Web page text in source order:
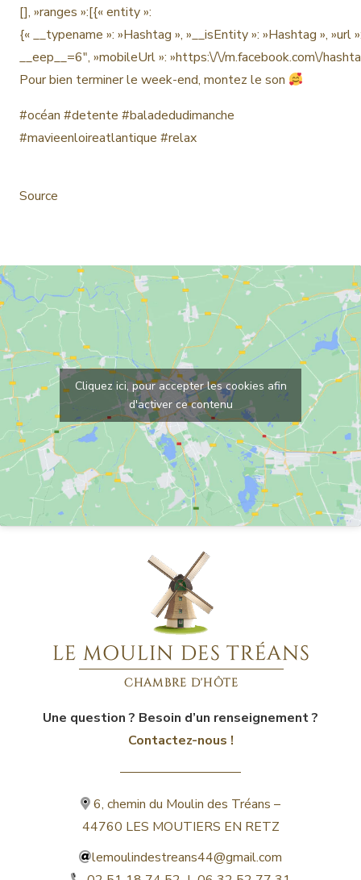
[], »ranges »:[{« entity »:
{« __typename »: »Hashtag », »__isEntity »: »Hashtag »,
__eep__=6″, »mobileUrl »: »https:\/\/m.facebook.com\/
Pour bien terminer le week-end, montez le son
#océan #detente #baladedudimanche
#mavieenloireatlantique #relax
Source
Cliquez ici, pour accepter les cookies afin
d'activer ce contenu
Une question ? Besoin d’un renseignement ?
Contactez-nous !
6, chemin du Moulin des Tréans –
44760 LES MOUTIERS EN RETZ
lemoulindestreans44@gmail.com